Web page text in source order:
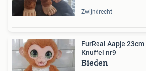
Zwijndrecht
FurReal Aapje 23cm - Interactieve
Knuffel nr9
Bieden